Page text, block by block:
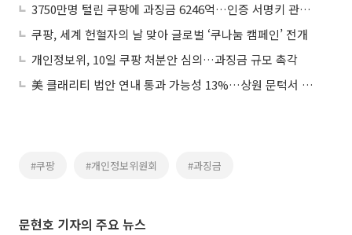
3750만명 털린 쿠팡에 과징금 6246억…인증 서명키 관리, 접근 통제 소홀
쿠팡, 세계 헌혈자의 날 맞아 글로벌 ‘쿠나눔 캠페인’ 전개
개인정보위, 10일 쿠팡 처분안 심의…과징금 규모 촉각
美 클래리티 법안 연내 통과 가능성 13%…상원 문턱서 제동
#쿠팡 #개인정보위원회 #과징금
문현호 기자의 주요 뉴스